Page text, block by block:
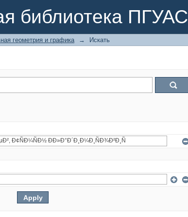
библиотека ПГУАС
геометрия и графика → Искать